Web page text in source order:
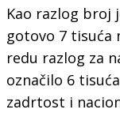
Kao razlog broj
gotovo 7 tisuća
redu razlog za
označilo 6
zadrtost i